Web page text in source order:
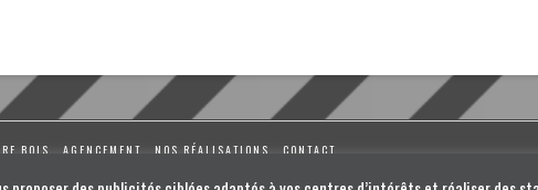
BOIS AGENCEMENT NOS RÉALISATIONS CONTACT